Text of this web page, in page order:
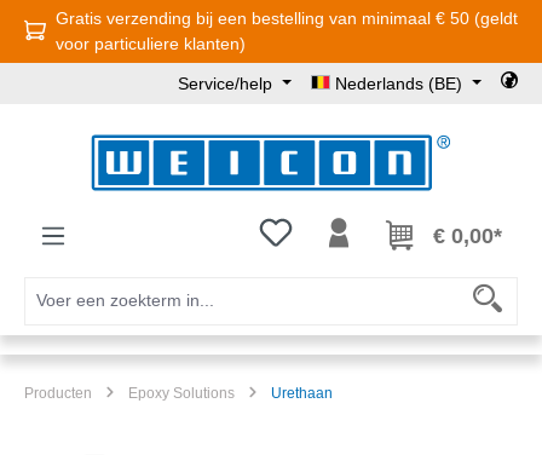
Ga naar de hoofdinhoud
Gratis verzending bij een bestelling van minimaal € 50 (geldt
voor particuliere klanten)
Service/help Nederlands (BE)
Je hebt 0 items op je€ 0,00*
Producten Epoxy Solutions Urethaan